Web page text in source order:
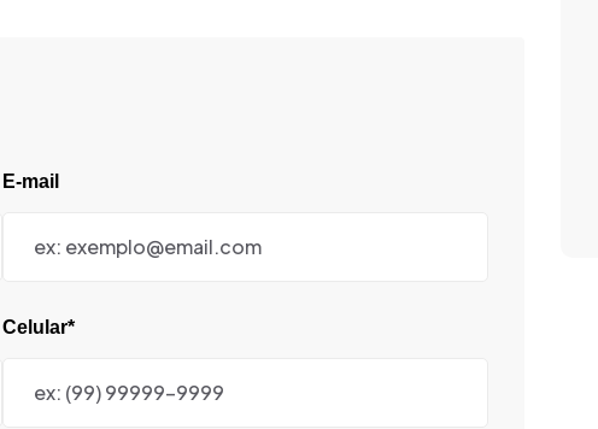
E-mail
Celular*